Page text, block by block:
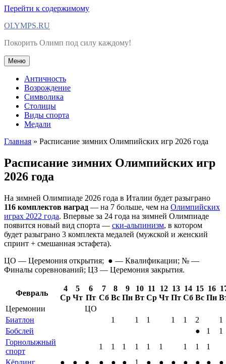
Перейти к содержимому
OLYMPS.RU
Покорить Олимп под силу каждому!
Меню
Античность
Возрождение
Символика
Столицы
Виды спорта
Медали
Главная » Расписание зимних Олимпийских игр 2026 года
Расписание зимних Олимпийских игр
2026 года
На зимней Олимпиаде 2026 года в Италии будет разыграно
116 комплектов наград — на 7 больше, чем на Олимпийских
играх 2022 года. Впервые за 24 года на зимней Олимпиаде
появится новый вид спорта — ски-альпинизм, в котором
будет разыграно 3 комплекта медалей (мужской и женский
спринт + смешанная эстафета).
ЦО — Церемония открытия; ● — Квалификации; № —
Финалы соревнований; ЦЗ — Церемония закрытия.
Февраль
4
Ср
5
Чт
6
Пт
7
Сб
8
Вс
9
Пн
10
Вт
11
Ср
12
Чт
13
Пт
14
Сб
15
Вс
16
Пн
Церемонии
ЦО
Биатлон
1 1 1 1 1 2
1
Бобслей
● 1
1
Горнолыжный
спорт
1 1 1 1 1 1 1 1
1
Кёрлинг
● ● ● ● ● ● 1 ● ● ● ● ● ●
●